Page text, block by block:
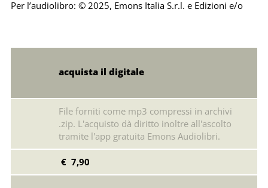
Per l’audiolibro: © 2025, Emons Italia S.r.l. e Edizioni e/o
acquista il digitale
File forniti come mp3 compressi in archivi
.zip. L'acquisto dà diritto inoltre all'ascolto
tramite l'app gratuita Emons Audiolibri.
€ 7,90